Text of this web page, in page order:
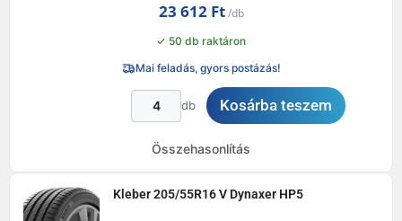
23 612 Ft
✓ 50 db raktáron
Mai feladás, gyors postázás!
db Kosárba teszem
Összehasonlítás
Kleber 205/55R16 V Dynaxer HP5